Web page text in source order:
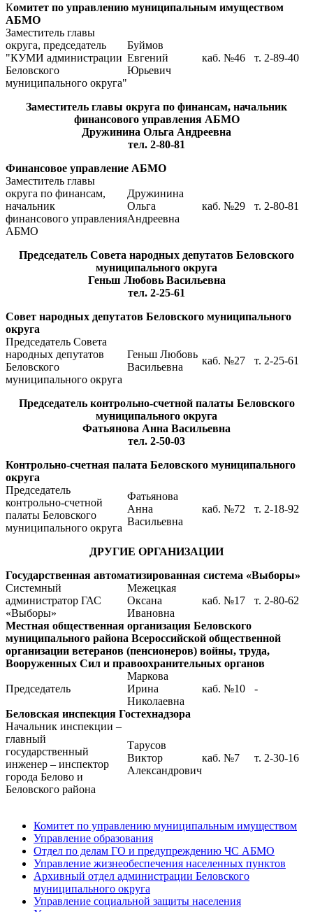
Комитет по управлению муниципальным имуществом
АБМО
Заместитель главы
округа, председатель
"КУМИ администрации
Беловского
муниципального округа"
Буймов
Евгений
Юрьевич
каб. №46 т. 2-89-40
Заместитель главы округа по финансам, начальник
финансового управления АБМО
Дружинина Ольга Андреевна
тел. 2-80-81
Финансовое управление АБМО
Заместитель главы
округа по финансам,
начальник
финансового управления
АБМО
Дружинина
Ольга
Андреевна
каб. №29 т. 2-80-81
Председатель Совета народных депутатов Беловского
муниципального округа
Геньш Любовь Васильевна
тел. 2-25-61
Совет народных депутатов Беловского муниципального
округа
Председатель Совета
народных депутатов
Беловского
муниципального округа
Геньш Любовь
Васильевна
каб. №27 т. 2-25-61
Председатель контрольно-счетной палаты Беловского
муниципального округа
Фатьянова Анна Васильевна
тел. 2-50-03
Контрольно-счетная палата Беловского муниципального
округа
Председатель
контрольно-счетной
палаты Беловского
муниципального округа
Фатьянова
Анна
Васильевна
каб. №72 т. 2-18-92
ДРУГИЕ ОРГАНИЗАЦИИ
Государственная автоматизированная система «Выборы»
Системный
администратор ГАС
«Выборы»
Межецкая
Оксана
Ивановна
каб. №17 т. 2-80-62
Местная общественная организация Беловского
муниципального района Всероссийской общественной
организации ветеранов (пенсионеров) войны, труда,
Вооруженных Сил и правоохранительных органов
Председатель
Маркова
Ирина
Николаевна
каб. №10 -
Беловская инспекция Гостехнадзора
Начальник инспекции –
главный
государственный
инженер – инспектор
города Белово и
Беловского района
Тарусов
Виктор
Александрович
каб. №7 т. 2-30-16
Комитет по управлению муниципальным имуществом
Управление образования
Отдел по делам ГО и предупреждению ЧС АБМО
Управление жизнеобеспечения населенных пунктов
Архивный отдел администрации Беловского
муниципального округа
Управление социальной защиты населения